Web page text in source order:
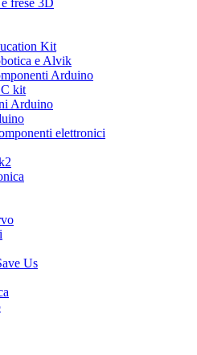
Kit
e Alvik
Arduino
kit
Arduino
elettronici
Us